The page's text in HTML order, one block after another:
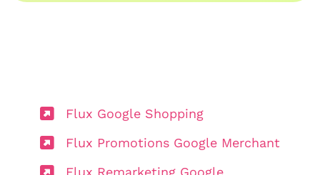
Flux Google Shopping
Flux Promotions Google Merchant
Flux Remarketing Google